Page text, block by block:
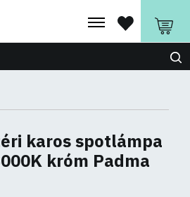
karos spotlámpa
króm Padma